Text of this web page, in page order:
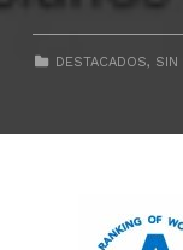
CATEGORIZED IN:
DESTACADOS, SIN